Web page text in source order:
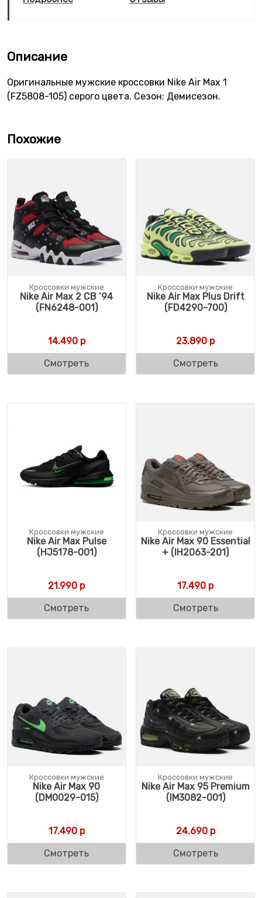
Описание
Оригинальные мужские кроссовки Nike Air Max 1
(FZ5808-105) серого цвета. Сезон: Демисезон.
Похожие
Кроссовки мужские
Nike Air Max 2 CB ’94
(FN6248-001)
14.490р
Смотреть
Кроссовки мужские
Nike Air Max Plus Drift
(FD4290-700)
23.890 р
Смотреть
Кроссовки мужские
Nike Air Max Pulse
(HJ5178-001)
21.990 р
Смотреть
Кроссовки мужские
Nike Air Max 90 Essential
+ (IH2063-201)
17.490 р
Смотреть
Кроссовки мужские
Nike Air Max 90
(DM0029-015)
17.490р
Смотреть
Кроссовки мужские
Nike Air Max 95 Premium
(IM3082-001)
24.690р
Смотреть